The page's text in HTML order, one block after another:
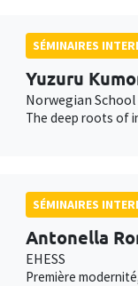
SÉMINAIRES
Yuzuru
Norwegian
The deep roots of
SÉMINAIRES
Antonella
EHESS
Première